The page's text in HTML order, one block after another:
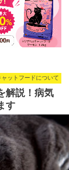
ャットフードについて
解説！病気
す